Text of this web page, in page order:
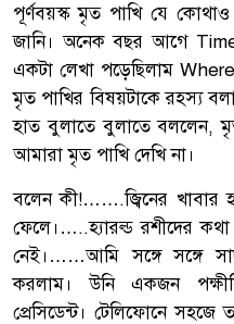
পূর্ণবয়স্ক মৃত পাখি যে
জানি। অনেক বছর আগে
একটা লেখা পড়েছিলাম
মৃত পাখির বিষয়টাকে রহস্য
হাত বুলাতে বুলাতে বললেন,
আমারা মৃত পাখি দেখি না।
বলেন কী!…….জ্বিনের খাবার
ফেলে।…..হ্যারল্ড রশীদের
নেই।……আমি সঙ্গে সঙ্গে
করলাম। উনি একজন
প্রেসিডেন্ট। টেলিফোনে